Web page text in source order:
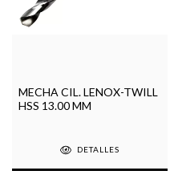
MECHA CIL. LENOX-TWILL
HSS 13.00 MM
DETALLES